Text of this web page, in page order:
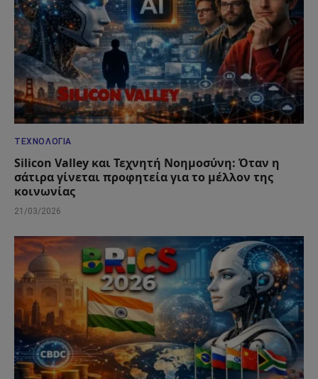
ΤΕΧΝΟΛΟΓΊΑ
Silicon Valley και Τεχνητή Νοημοσύνη: Όταν η
σάτιρα γίνεται προφητεία για το μέλλον της
κοινωνίας
21/03/2026